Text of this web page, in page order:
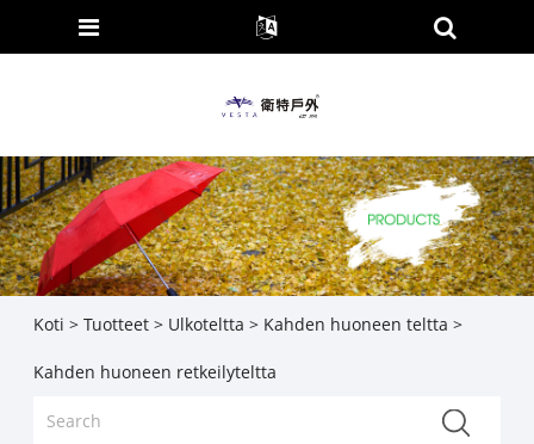
Koti > Tuotteet> Ulkoteltta > Kahden huoneen teltta >
Kahden huoneen retkeilyteltta